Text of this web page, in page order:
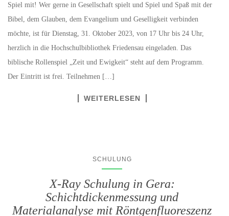
Spiel mit! Wer gerne in Gesellschaft spielt und Spiel und Spaß mit der
Bibel, dem Glauben, dem Evangelium und Geselligkeit verbinden
möchte, ist für Dienstag, 31. Oktober 2023, von 17 Uhr bis 24 Uhr,
herzlich in die Hochschulbibliothek Friedensau eingeladen. Das
biblische Rollenspiel „Zeit und Ewigkeit“ steht auf dem Programm.
Der Eintritt ist frei. Teilnehmen […]
WEITERLESEN
SCHULUNG
X-Ray Schulung in Gera:
Schichtdickenmessung und
Materialanalyse mit Röntgenfluoreszenz